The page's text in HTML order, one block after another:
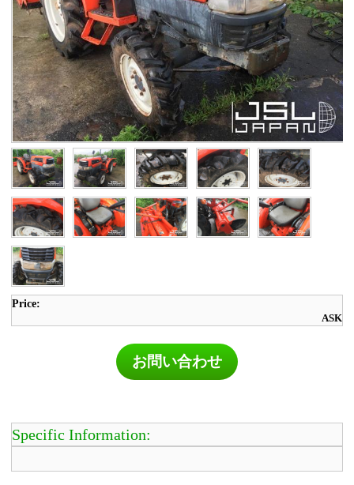
Price:
ASK
お問い合わせ
Specific Information: